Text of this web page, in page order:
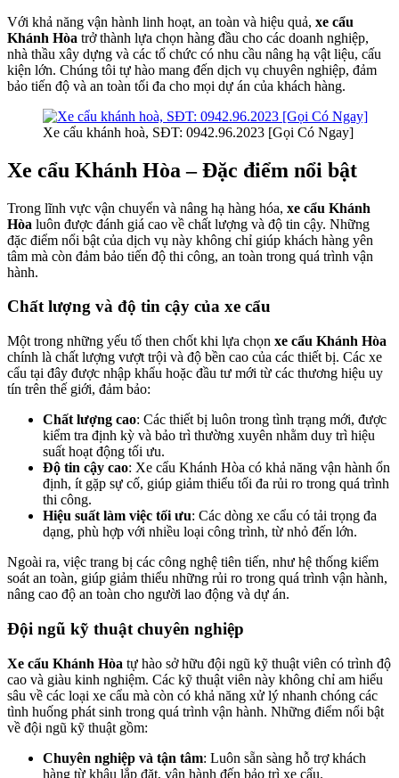
Với khả năng vận hành linh hoạt, an toàn và hiệu quả, xe cẩu
Khánh Hòa trở thành lựa chọn hàng đầu cho các doanh nghiệp,
nhà thầu xây dựng và các tổ chức có nhu cầu nâng hạ vật liệu, cấu
kiện lớn. Chúng tôi tự hào mang đến dịch vụ chuyên nghiệp, đảm
bảo tiến độ và an toàn tối đa cho mọi dự án của khách hàng.
Xe cẩu khánh hoà, SĐT: 0942.96.2023 [Gọi Có Ngay]
Xe cẩu Khánh Hòa – Đặc điểm nổi bật
Trong lĩnh vực vận chuyển và nâng hạ hàng hóa, xe cẩu Khánh
Hòa luôn được đánh giá cao về chất lượng và độ tin cậy. Những
đặc điểm nổi bật của dịch vụ này không chỉ giúp khách hàng yên
tâm mà còn đảm bảo tiến độ thi công, an toàn trong quá trình vận
hành.
Chất lượng và độ tin cậy của xe cẩu
Một trong những yếu tố then chốt khi lựa chọn xe cẩu Khánh Hòa
chính là chất lượng vượt trội và độ bền cao của các thiết bị. Các xe
cẩu tại đây được nhập khẩu hoặc đầu tư mới từ các thương hiệu uy
tín trên thế giới, đảm bảo:
Chất lượng cao: Các thiết bị luôn trong tình trạng mới, được
kiểm tra định kỳ và bảo trì thường xuyên nhằm duy trì hiệu
suất hoạt động tối ưu.
Độ tin cậy cao: Xe cẩu Khánh Hòa có khả năng vận hành ổn
định, ít gặp sự cố, giúp giảm thiểu tối đa rủi ro trong quá trình
thi công.
Hiệu suất làm việc tối ưu: Các dòng xe cẩu có tải trọng đa
dạng, phù hợp với nhiều loại công trình, từ nhỏ đến lớn.
Ngoài ra, việc trang bị các công nghệ tiên tiến, như hệ thống kiểm
soát an toàn, giúp giảm thiểu những rủi ro trong quá trình vận hành,
nâng cao độ an toàn cho người lao động và dự án.
Đội ngũ kỹ thuật chuyên nghiệp
Xe cẩu Khánh Hòa tự hào sở hữu đội ngũ kỹ thuật viên có trình độ
cao và giàu kinh nghiệm. Các kỹ thuật viên này không chỉ am hiểu
sâu về các loại xe cẩu mà còn có khả năng xử lý nhanh chóng các
tình huống phát sinh trong quá trình vận hành. Những điểm nổi bật
về đội ngũ kỹ thuật gồm:
Chuyên nghiệp và tận tâm: Luôn sẵn sàng hỗ trợ khách
hàng từ khâu lắp đặt, vận hành đến bảo trì xe cẩu.